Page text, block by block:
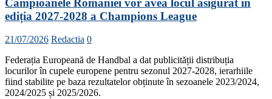
ediția 2027-2028 a Champions League
21/07/2026 Redactia 0
Federația Europeană de Handbal a dat publicității distribuția
locurilor în cupele europene pentru sezonul 2027-2028, ierarhiile
fiind stabilite pe baza rezultatelor obținute în sezoanele 2023/2024,
2024/2025 și 2025/2026.